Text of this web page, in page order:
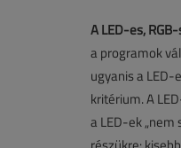
A LED-es,
a programok
ugyanis a
kritérium. A
a LED-ek